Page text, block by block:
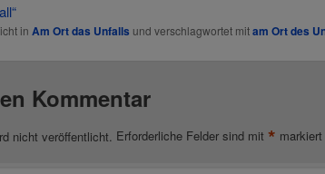
in Am Ort das Unfalls und verschlagwortet mitam Ort des
Kommentar
nicht veröffentlicht. Erforderliche Felder sind mit* markiert